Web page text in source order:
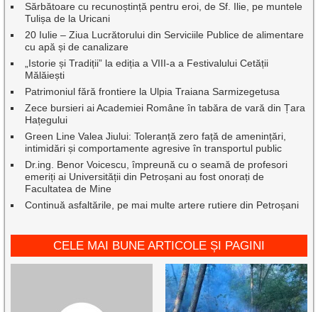
Sărbătoare cu recunoștință pentru eroi, de Sf. Ilie, pe muntele
Tulișa de la Uricani
20 Iulie – Ziua Lucrătorului din Serviciile Publice de alimentare
cu apă și de canalizare
„Istorie și Tradiții” la ediția a VIII-a a Festivalului Cetății
Mălăiești
Patrimoniul fără frontiere la Ulpia Traiana Sarmizegetusa
Zece bursieri ai Academiei Române în tabăra de vară din Țara
Hațegului
Green Line Valea Jiului: Toleranță zero față de amenințări,
intimidări și comportamente agresive în transportul public
Dr.ing. Benor Voicescu, împreună cu o seamă de profesori
emeriți ai Universității din Petroșani au fost onorați de
Facultatea de Mine
Continuă asfaltările, pe mai multe artere rutiere din Petroșani
CELE MAI BUNE ARTICOLE ȘI PAGINI